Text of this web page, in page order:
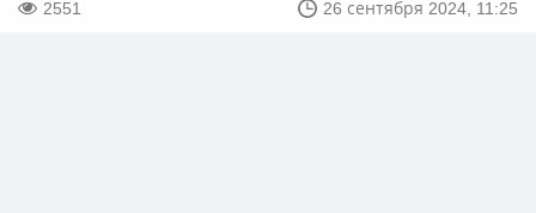
2551 26 сентября 2024, 11:25